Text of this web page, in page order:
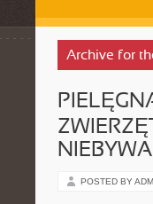
Archive for
POSTED BY